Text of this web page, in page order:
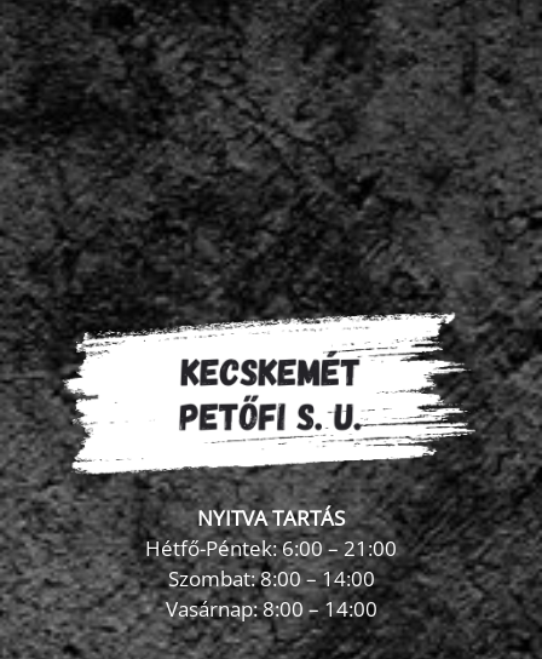
NYITVA TARTÁS
Hétfő-Péntek: 6:00 – 21:00
Szombat: 8:00 – 14:00
Vasárnap: 8:00 – 14:00